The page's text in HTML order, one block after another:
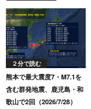
２分で読む
熊本で最大震度7・M7.1を
含む群発地震、鹿児島・和
歌山で2回（2026/7/28）